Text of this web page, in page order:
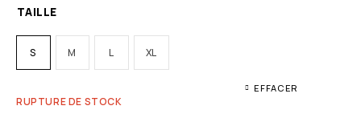
TAILLE
S M L XL
EFFACER
RUPTURE DE STOCK